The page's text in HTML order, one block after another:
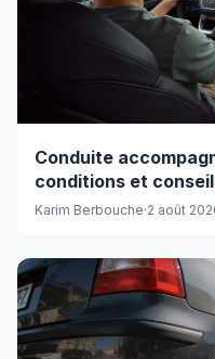
Conduite
conditions et
Karim Berbouche·2 août